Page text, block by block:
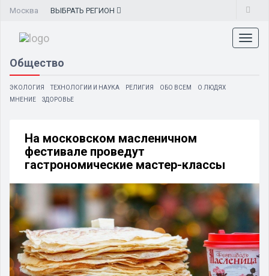
Москва ВЫБРАТЬ РЕГИОН
Общество
ЭКОЛОГИЯ ТЕХНОЛОГИИ И НАУКА РЕЛИГИЯ ОБО ВСЕМ
О ЛЮДЯХ
МНЕНИЕ
ЗДОРОВЬЕ
На московском масленичном
фестивале проведут
гастрономические мастер-классы